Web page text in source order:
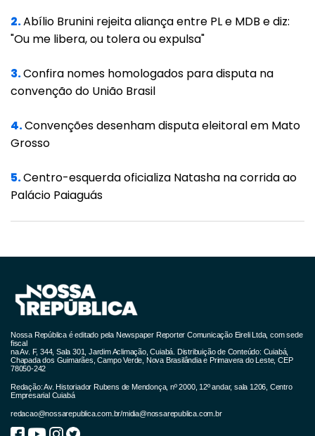
disposição das vítimas (ou de seus
responsáveis) em denunciar", aponta a
nível de notificação possa contribuir para
essa elevação, o fato de mais de 87 mil casos
serem oficialmente registrados por ano e de
76,8% desse total representar estupros de
da violência sexual”.
2.Abílio Brunini rejeita aliança entre PL e MDB e diz:
"Ou me libera, ou tolera ou expulsa"
3.Confira nomes homologados para disputa na
convenção do União Brasil
4.Convenções desenham disputa eleitoral em Mato
Grosso
5.Centro-esquerda oficializa Natasha na corrida ao
Palácio Paiaguás
Nossa República é editado pela Newspaper Reporter Comunicação Eireli Ltda, com sede
fiscal
na Av. F, 344, Sala 301, Jardim Aclimação, Cuiabá. Distribuição de Conteúdo: Cuiabá,
Chapada dos Guimarães, Campo Verde, Nova Brasilândia e Primavera do Leste, CEP
78050-242
Redação: Av. Historiador Rubens de Mendonça, nº 2000, 12º andar, sala 1206, Centro
Empresarial Cuiabá
redacao@nossarepublica.com.br/midia@nossarepublica.com.br